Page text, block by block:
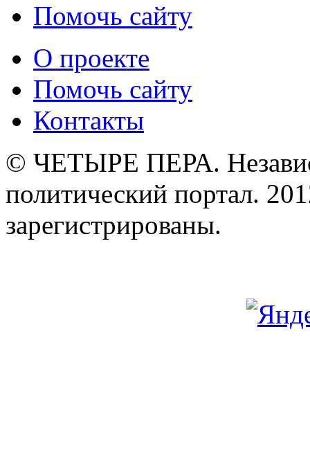
Помочь сайту
О проекте
Помочь сайту
Контакты
© ЧЕТЫРЕ ПЕРА.
политический портал.
зарегистрированы.